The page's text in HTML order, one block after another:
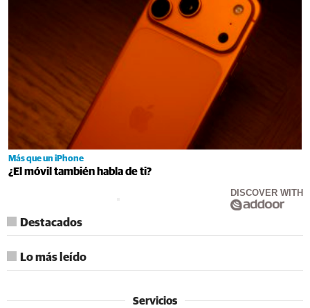
Más que un iPhone
¿El móvil también habla de ti?
DISCOVER WITH
Destacados
Lo más leído
Servicios